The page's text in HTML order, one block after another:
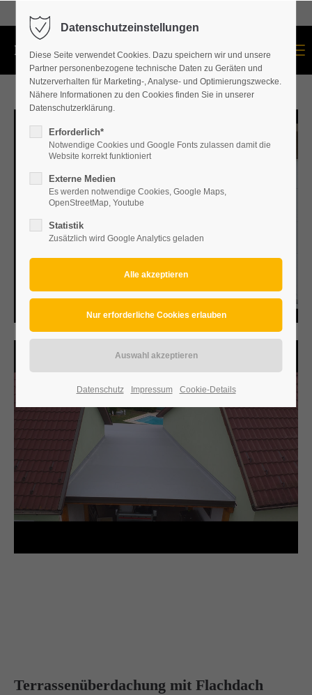
Terrassenüberdachung mit Flachdach
Datenschutzeinstellungen
Diese Seite verwendet Cookies. Dazu speichern wir und unsere
Partner personenbezogene technische Daten zu Geräten und
Nutzerverhalten für Marketing-, Analyse- und Optimierungszwecke.
Nähere Informationen zu den Cookies finden Sie in unserer
Datenschutzerklärung.
Erforderlich*
Notwendige Cookies und Google Fonts zulassen damit die
Website korrekt funktioniert
Externe Medien
Es werden notwendige Cookies, Google Maps,
OpenStreetMap, Youtube
Statistik
Zusätzlich wird Google Analytics geladen
Datenschutz Impressum Cookie-Details